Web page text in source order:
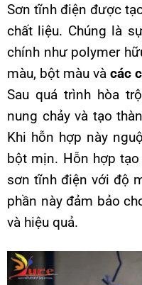
Sơn tĩnh điện được
chất liệu. Chúng là
chính như polymer
màu, bột màu và các
Sau quá trình hòa
nung chảy và tạo
Khi hỗn hợp này
bột mịn. Hỗn hợp
sơn tĩnh điện với độ
phần này đảm bảo
và hiệu quả.